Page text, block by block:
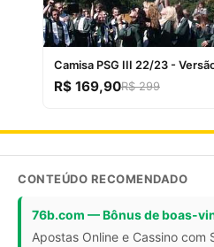
Camisa PSG III 22/23 -
R$ 169,90R$ 299
CONTEÚDO RECOMENDADO
76b.com — Bônus de boas-
Apostas Online e Cassino com